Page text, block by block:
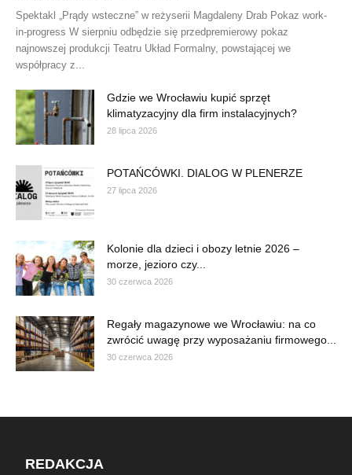
Spektakl „Prądy wsteczne” w reżyserii Magdaleny Drab Pokaz work-
in-progress W sierpniu odbędzie się przedpremierowy pokaz
najnowszej produkcji Teatru Układ Formalny, powstającej we
współpracy z...
Gdzie we Wrocławiu kupić sprzęt
klimatyzacyjny dla firm instalacyjnych?
28 lipca 2026
POTAŃCÓWKI. DIALOG W PLENERZE
27 lipca 2026
Kolonie dla dzieci i obozy letnie 2026 –
morze, jezioro czy...
30 czerwca 2026
Regały magazynowe we Wrocławiu: na co
zwrócić uwagę przy wyposażaniu firmowego...
30 czerwca 2026
REDAKCJA